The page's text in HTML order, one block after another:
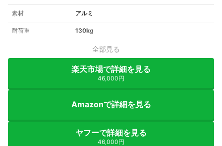
素材 アルミ
耐荷重 130kg
全部見る
楽天市場で詳細を見る
46,000円
Amazonで詳細を見る
ヤフーで詳細を見る
46,000円